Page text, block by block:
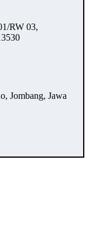
RW 03,
Jombang, Jawa